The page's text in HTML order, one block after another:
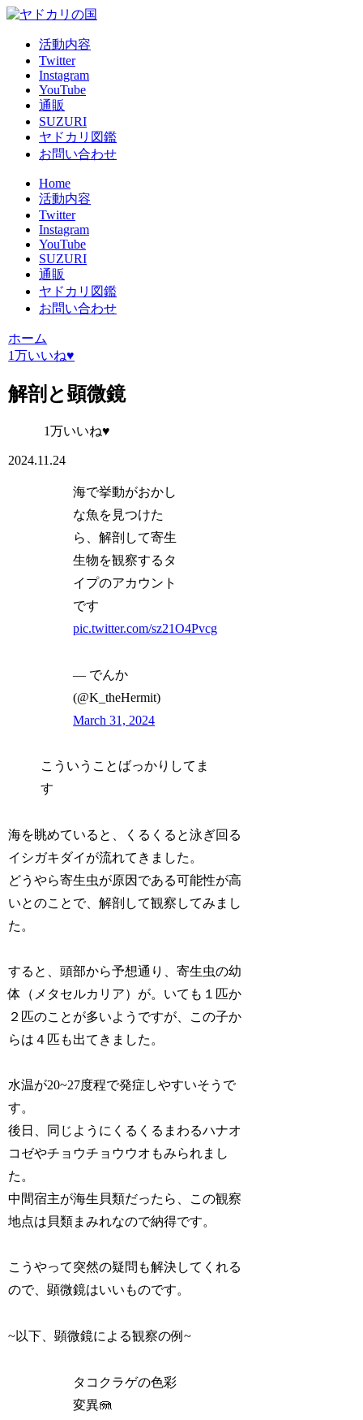
活動内容
Twitter
Instagram
YouTube
通販
SUZURI
ヤドカリ図鑑
お問い合わせ
Home
活動内容
Twitter
Instagram
YouTube
SUZURI
通販
ヤドカリ図鑑
お問い合わせ
ホーム
1万いいね♥
解剖と顕微鏡
1万いいね♥
2024.11.24
海で挙動がおかし
な魚を見つけた
ら、解剖して寄生
生物を観察するタ
イプのアカウント
です
pic.twitter.com/sz21O4Pvcg
— でんか
(@K_theHermit)
March 31, 2024
こういうことばっかりしてま
す
海を眺めていると、くるくると泳ぎ回る
イシガキダイが流れてきました。
どうやら寄生虫が原因である可能性が高
いとのことで、解剖して観察してみまし
た。
すると、頭部から予想通り、寄生虫の幼
体（メタセルカリア）が。いても１匹か
２匹のことが多いようですが、この子か
らは４匹も出てきました。
水温が20~27度程で発症しやすいそうで
す。
後日、同じようにくるくるまわるハナオ
コゼやチョウチョウウオもみられまし
た。
中間宿主が海生貝類だったら、この観察
地点は貝類まみれなので納得です。
こうやって突然の疑問も解決してくれる
ので、顕微鏡はいいものです。
~以下、顕微鏡による観察の例~
タコクラゲの色彩
変異🪼